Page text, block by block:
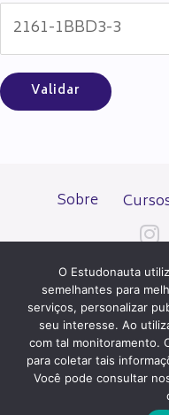
Sobre
Todos os direitos
O Estudonauta
semelhantes para
serviços, personalizar
seu interesse. Ao
com tal monitoramento.
para coletar tais
Você pode consultar